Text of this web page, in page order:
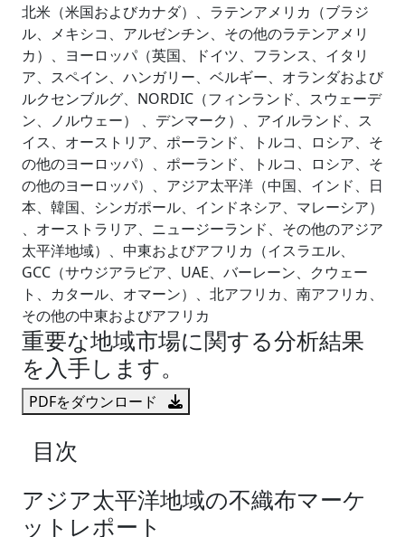
北米（米国およびカナダ）、ラテンアメリカ（ブラジ
ル、メキシコ、アルゼンチン、その他のラテンアメリ
カ）、ヨーロッパ（英国、ドイツ、フランス、イタリ
ア、スペイン、ハンガリー、ベルギー、オランダおよび
ルクセンブルグ、NORDIC（フィンランド、スウェーデ
ン、ノルウェー） 、デンマーク）、アイルランド、ス
イス、オーストリア、ポーランド、トルコ、ロシア、そ
の他のヨーロッパ）、ポーランド、トルコ、ロシア、そ
の他のヨーロッパ）、アジア太平洋（中国、インド、日
本、韓国、シンガポール、インドネシア、マレーシア）
、オーストラリア、ニュージーランド、その他のアジア
太平洋地域）、中東およびアフリカ（イスラエル、
GCC（サウジアラビア、UAE、バーレーン、クウェー
ト、カタール、オマーン）、北アフリカ、南アフリカ、
その他の中東およびアフリカ
重要な地域市場に関する分析結果
を入手します。
PDFをダウンロード
目次
アジア太平洋地域の不織布マーケ
ットレポート